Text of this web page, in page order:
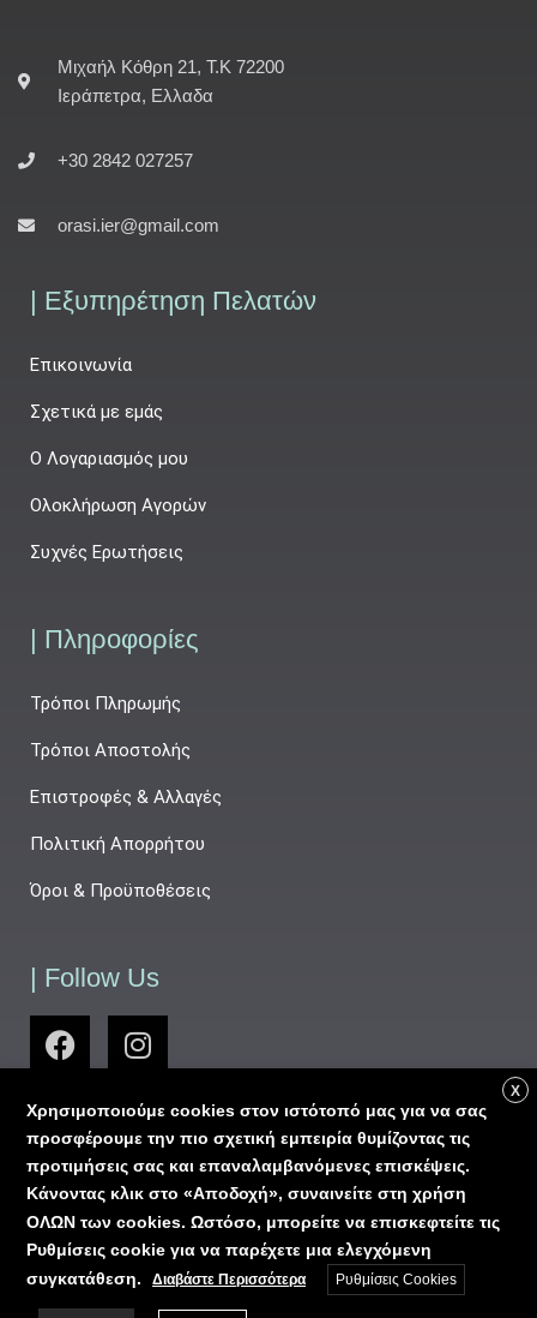
Μιχαήλ Κόθρη 21, Τ.Κ 72200
Ιεράπετρα, Ελλαδα
+30 2842 027257
orasi.ier@gmail.com
| Εξυπηρέτηση Πελατών
Επικοινωνία
Σχετικά με εμάς
Ο Λογαριασμός μου
Ολοκλήρωση Αγορών
Συχνές Ερωτήσεις
| Πληροφορίες
Τρόποι Πληρωμής
Τρόποι Αποστολής
Επιστροφές & Αλλαγές
Πολιτική Απορρήτου
Όροι & Προϋποθέσεις
| Follow Us
Ⓒ 2024 - ΟΡΑΣΗ ΟΠΤΙΚΑ - ΓΕΜΗ 25170941000 All Rights
X
Χρησιμοποιούμε cookies στον ιστότοπό μας για να σας
προσφέρουμε την πιο σχετική εμπειρία θυμίζοντας τις
προτιμήσεις σας και επαναλαμβανόμενες επισκέψεις.
Κάνοντας κλικ στο «Αποδοχή», συναινείτε στη χρήση
ΟΛΩΝ των cookies. Ωστόσο, μπορείτε να επισκεφτείτε τις
Ρυθμίσεις cookie για να παρέχετε μια ελεγχόμενη
συγκατάθεση.
Διαβάστε Περισσότερα Ρυθμίσεις Cookies